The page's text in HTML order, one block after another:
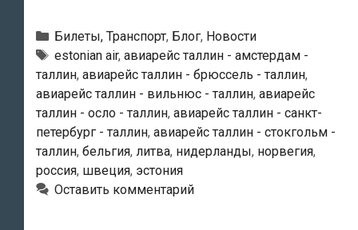
Air»
в
течение
двух
дней
отменила
18
рейсов
Рубрики
Билеты, Транспорт, Блог, Новости
Метки
estonian air, авиарейс таллин - амстердам -
таллин, авиарейс таллин - брюссель - таллин,
авиарейс таллин - вильнюс - таллин, авиарейс
таллин - осло - таллин, авиарейс таллин - санкт-
петербург - таллин, авиарейс таллин - стокгольм -
таллин, бельгия, литва, нидерланды, норвегия,
россия, швеция, эстония
Оставить комментарий